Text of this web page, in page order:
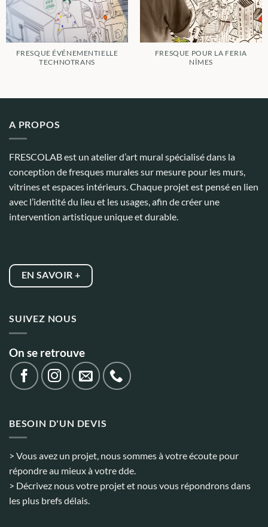
FRESQUE ÉVÉNEMENTIELLE
TECHNOTRANS
FRESQUE POUR LA FERIA
NÎMES
A PROPOS
FRESCOLAB est un atelier d’art mural spécialisé dans la
conception de fresques murales sur mesure pour les murs,
vitrines et espaces intérieurs. Chaque projet est pensé en lien
avec l’identité du lieu et les usages, afin de créer une
intervention artistique unique et durable.
EN SAVOIR +
SUIVEZ NOUS
On se retrouve
BESOIN D'UN DEVIS
> Vous avez un projet, nous sommes à votre écoute pour
répondre au mieux à votre dde.
> Décrivez nous votre projet et nous vous répondrons dans
les plus brefs délais.